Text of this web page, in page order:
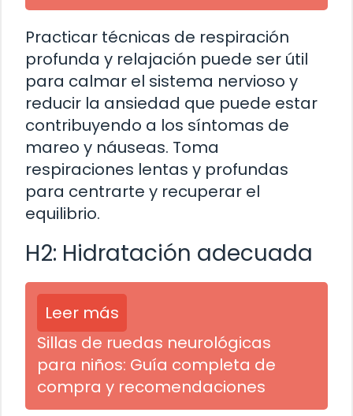
Practicar técnicas de respiración
profunda y relajación puede ser útil
para calmar el sistema nervioso y
reducir la ansiedad que puede estar
contribuyendo a los síntomas de
mareo y náuseas. Toma
respiraciones lentas y profundas
para centrarte y recuperar el
equilibrio.
H2: Hidratación adecuada
Leer más
Sillas de ruedas neurológicas
para niños: Guía completa de
compra y recomendaciones